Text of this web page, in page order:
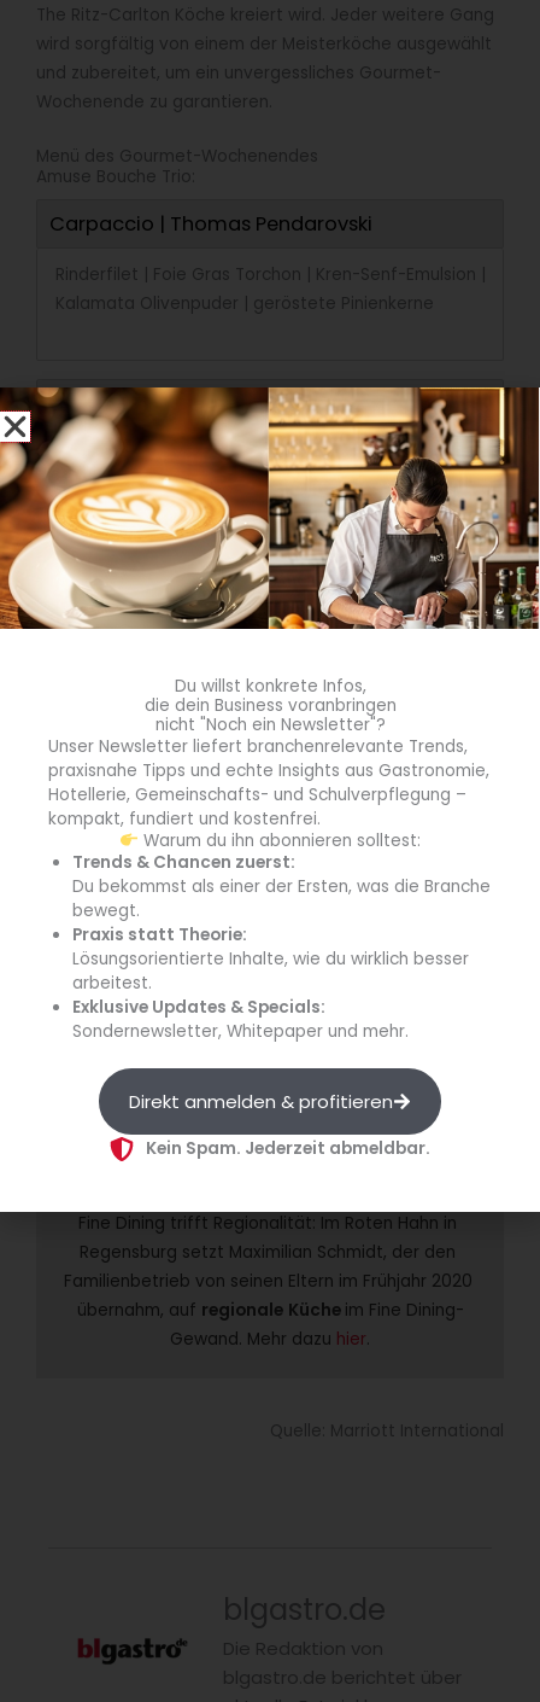
The Ritz-Carlton Köche kreiert wird. Jeder weitere Gang
wird sorgfältig von einem der Meisterköche ausgewählt
und zubereitet, um ein unvergessliches Gourmet-
Wochenende zu garantieren.
Menü des Gourmet-Wochenendes
Amuse Bouche Trio:
Carpaccio | Thomas Pendarovski
Rinderfilet | Foie Gras Torchon | Kren-Senf-Emulsion |
Kalamata Olivenpuder | geröstete Pinienkerne
Langoustine | Okan Kizilbayir
Scallop | Thomas Seifried
Heilbutt | Thomas Seifried
Duck Breast | Thomas Pendarovski
Lamb | Okan Kizilbayir
The Egg | Thomas Seifried
Peruvian Dark Chocolate | Thomas
Seifried
Begleitet wird der Abend von den sorgfältig
ausgewählten Weinen der Chef Sommelière
Kretschmar.
info
Fine Dining trifft Regionalität: Im Roten Hahn in
Regensburg setzt Maximilian Schmidt, der den
Familienbetrieb von seinen Eltern im Frühjahr 2020
übernahm, auf regionale Küche im Fine Dining-
Gewand. Mehr dazu hier.
Quelle: Marriott International
blgastro.de
Die Redaktion von
blgastro.de berichtet über
Du willst konkrete Infos,
die dein Business voranbringen
nicht "Noch ein Newsletter"?
Unser Newsletter liefert branchenrelevante Trends,
praxisnahe Tipps und echte Insights aus Gastronomie,
Hotellerie, Gemeinschafts- und Schulverpflegung –
kompakt, fundiert und kostenfrei.
Warum du ihn abonnieren solltest:
Trends & Chancen zuerst:
Du bekommst als einer der Ersten, was die Branche
bewegt.
Praxis statt Theorie:
Lösungsorientierte Inhalte, wie du wirklich besser
arbeitest.
Exklusive Updates & Specials:
Sondernewsletter, Whitepaper und mehr.
Direkt anmelden & profitieren
Kein Spam. Jederzeit abmeldbar.